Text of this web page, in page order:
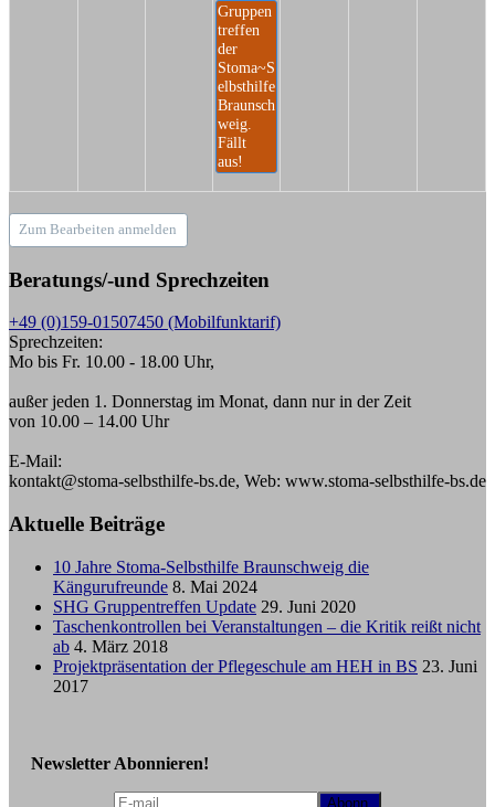
Gruppen
treffen
der
Stoma~S
elbsthilfe
Braunsch
weig.
Fällt
aus!
Zum Bearbeiten anmelden
Beratungs/-und Sprechzeiten
+49 (0)159-01507450 (Mobilfunktarif)
Sprechzeiten:
Mo bis Fr. 10.00 - 18.00 Uhr,
außer jeden 1. Donnerstag im Monat, dann nur in der Zeit
von 10.00 – 14.00 Uhr
E-Mail:
kontakt@stoma-selbsthilfe-bs.de, Web: www.stoma-selbsthilfe-bs.de
Aktuelle Beiträge
10 Jahre Stoma-Selbsthilfe Braunschweig die
Kängurufreunde 8. Mai 2024
SHG Gruppentreffen Update 29. Juni 2020
Taschenkontrollen bei Veranstaltungen – die Kritik reißt nicht
ab 4. März 2018
Projektpräsentation der Pflegeschule am HEH in BS 23. Juni
2017
Newsletter Abonnieren!